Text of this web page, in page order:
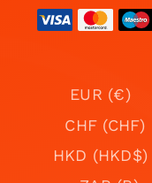
EUR (€)
CHF (CHF)
HKD (HKD$)